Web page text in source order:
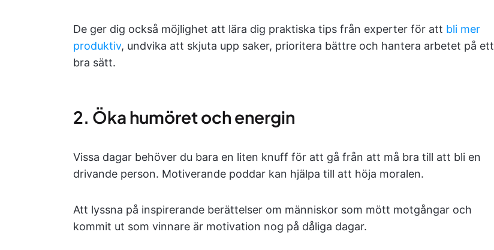
De ger dig också möjlighet att lära dig praktiska tips från experter för att bli mer
produktiv, undvika att skjuta upp saker, prioritera bättre och hantera arbetet på ett
bra sätt.
2. Öka humöret och energin
Vissa dagar behöver du bara en liten knuff för att gå från att må bra till att bli en
drivande person. Motiverande poddar kan hjälpa till att höja moralen.
Att lyssna på inspirerande berättelser om människor som mött motgångar och
kommit ut som vinnare är motivation nog på dåliga dagar.